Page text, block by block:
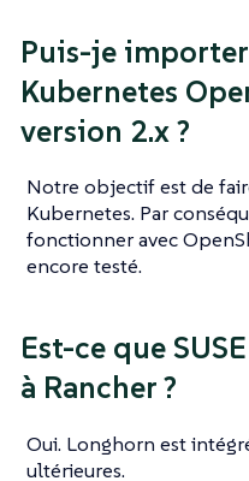
Puis-je
Kubernetes
version 2.x ?
Notre objectif est de
Kubernetes. Par
fonctionner avec
encore testé.
Est-ce que
à Rancher ?
Oui. Longhorn est
ultérieures.